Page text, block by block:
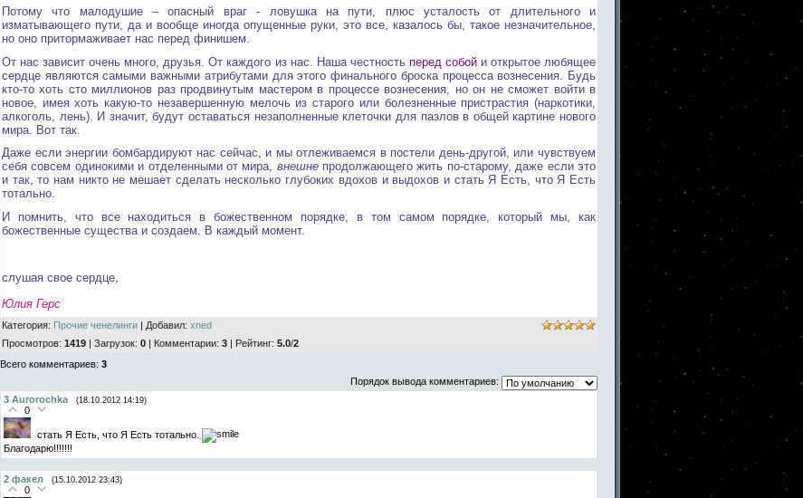
Потому что малодушие – опасный враг - ловушка на пути, плюс усталость от длительного и
изматывающего пути, да и вообще иногда опущенные руки, это все, казалось бы, такое незначительное,
но оно притормаживает нас перед финишем.
От нас зависит очень много, друзья. От каждого из нас. Наша честность перед собойи открытое любящее
сердце являются самыми важными атрибутами для этого финального броска процесса вознесения. Будь
кто-то хоть сто миллионов раз продвинутым мастером в процессе вознесения, но он не сможет войти в
новое, имея хоть какую-то незавершенную мелочь из старого или болезненные пристрастия (наркотики,
алкоголь, лень). И значит, будут оставаться незаполненные клеточки для пазлов в общей картине нового
мира. Вот так.
Даже если энергии бомбардируют нас сейчас, и мы отлеживаемся в постели день-другой, или чувствуем
себя совсем одинокими и отделенными от мира, внешне продолжающего жить по-старому, даже если это
и так, то нам никто не мешает сделать несколько глубоких вдохов и выдохов и стать Я Есть, что Я Есть
тотально.
И помнить, что все находиться в божественном порядке, в том самом порядке, который мы, как
божественные существа и создаем. В каждый момент.
слушая свое сердце,
Юлия Герс
Категория: Прочие ченелинги | Добавил: xned
Просмотров: 1419 | Загрузок: 0 | Комментарии: 3 | Рейтинг: 5.0/2
Всего комментариев: 3
Порядок вывода комментариев:
3 Aurorochka (18.10.2012 14:19)
0
стать Я Есть, что Я Есть тотально.
Благодарю!!!!!!!
2 факел (15.10.2012 23:43)
0